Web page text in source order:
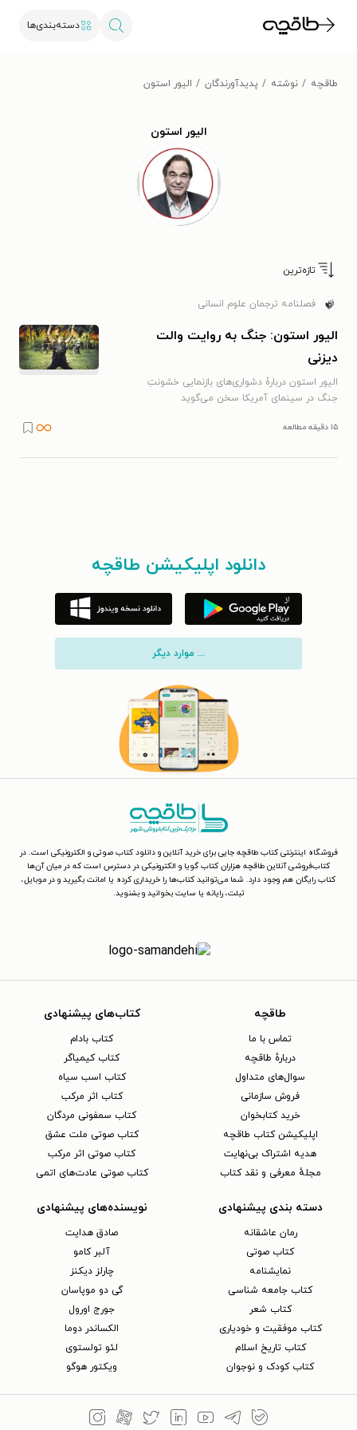
دسته‌بندی‌ها
طاقچه نوشته پدیدآورندگان الیور استون
الیور استون
تازه‌ترین
فصلنامه ترجمان علوم انسانی
الیور استون: جنگ به روایت والت
‌دیزنی
الیور استون دربارۀ دشواری‌های بازنمایی خشونتِ
جنگ در سینمای آمریکا سخن می‌گوید
۱۵ دقیقه مطالعه
دانلود اپلیکیشن طاقچه
... موارد دیگر
فروشگاه اینترنتی کتاب طاقچه جایی برای خرید آنلاین و دانلود کتاب صوتی و الکترونیکی است. در
کتاب‌فروشی آنلاین طاقچه هزاران کتاب گویا و الکترونیکی در دسترس است که در میان آن‌ها
کتاب رایگان هم وجود دارد. شما می‌توانید کتاب‌ها را خریداری کرده یا امانت بگیرید و در موبایل،
تبلت، رایانه یا سایت بخوانید و بشنوید.
طاقچه
تماس با ما
دربارهٔ طاقچه
سوال‌های متداول
فروش سازمانی
خرید کتابخوان
اپلیکیشن کتاب طاقچه
هدیه اشتراک بی‌نهایت
مجلهٔ معرفی و نقد کتاب
کتاب‌های پیشنهادی
کتاب بادام
کتاب کیمیاگر
کتاب اسب سیاه
کتاب اثر مرکب
کتاب سمفونی مردگان
کتاب صوتی ملت عشق
کتاب صوتی اثر مرکب
کتاب صوتی عادت‌های اتمی
دسته بندی پیشنهادی
رمان عاشقانه
کتاب‌ صوتی
نمایشنامه
کتاب جامعه شناسی
کتاب شعر
کتاب موفقیت و خودیاری
کتاب تاریخ اسلام
کتاب کودک و نوجوان
نویسنده‌های پیشنهادی
صادق هدایت
آلبر کامو
چارلز دیکنز
گی دو موپاسان
جورج اورول
الکساندر دوما
لئو تولستوی
ویکتور هوگو